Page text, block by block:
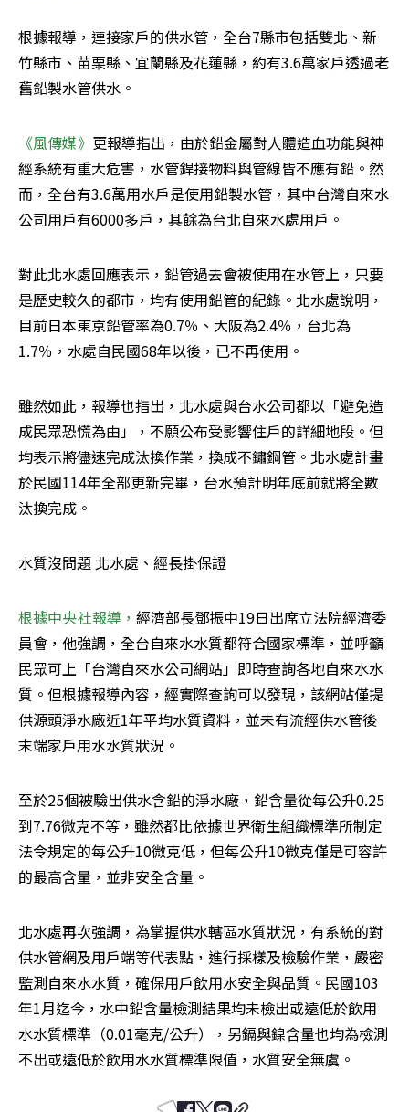
根據報導，連接家戶的供水管，全台7縣市包括雙北、新
竹縣市、苗栗縣、宜蘭縣及花蓮縣，約有3.6萬家戶透過老
舊鉛製水管供水。
《風傳媒》 更報導指出，由於鉛金屬對人體造血功能與神
經系統有重大危害，水管銲接物料與管線皆不應有鉛。然
而，全台有3.6萬用水戶是使用鉛製水管，其中台灣自來水
公司用戶有6000多戶，其餘為台北自來水處用戶。
對此北水處回應表示，鉛管過去會被使用在水管上，只要
是歷史較久的都市，均有使用鉛管的紀錄。北水處說明，
目前日本東京鉛管率為0.7％、大阪為2.4％，台北為
1.7％，水處自民國68年以後，已不再使用。
雖然如此，報導也指出，北水處與台水公司都以「避免造
成民眾恐慌為由」，不願公布受影響住戶的詳細地段。但
均表示將儘速完成汰換作業，換成不鏽鋼管。北水處計畫
於民國114年全部更新完畢，台水預計明年底前就將全數
汰換完成。
水質沒問題 北水處、經長掛保證
根據中央社報導，經濟部長鄧振中19日出席立法院經濟委
員會，他強調，全台自來水水質都符合國家標準，並呼籲
民眾可上「台灣自來水公司網站」即時查詢各地自來水水
質。但根據報導內容，經實際查詢可以發現，該網站僅提
供源頭淨水廠近1年平均水質資料，並未有流經供水管後
末端家戶用水水質狀況。
至於25個被驗出供水含鉛的淨水廠，鉛含量從每公升0.25
到7.76微克不等，雖然都比依據世界衛生組織標準所制定
法令規定的每公升10微克低，但每公升10微克僅是可容許
的最高含量，並非安全含量。
北水處再次強調，為掌握供水轄區水質狀況，有系統的對
供水管網及用戶端等代表點，進行採樣及檢驗作業，嚴密
監測自來水水質，確保用戶飲用水安全與品質。民國103
年1月迄今，水中鉛含量檢測結果均未檢出或遠低於飲用
水水質標準（0.01毫克/公升），另鎘與鎳含量也均為檢測
不出或遠低於飲用水水質標準限值，水質安全無虞。